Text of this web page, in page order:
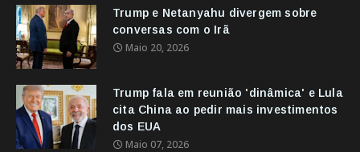
Trump e Netanyahu divergem sobre
conversas com o Irã
Maio 20, 2026
Trump fala em reunião 'dinâmica' e Lula
cita China ao pedir mais investimentos
dos EUA
Maio 07, 2026